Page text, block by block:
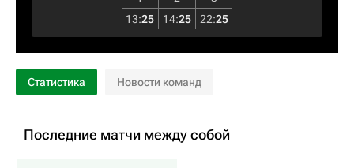
13:25 14:25 22:25
Статистика Новости команд
Последние матчи между собой